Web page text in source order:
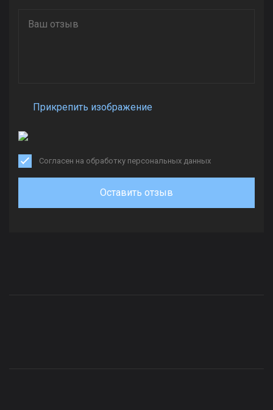
Прикрепить изображение
Согласен на обработку персональных данных
Оставить отзыв